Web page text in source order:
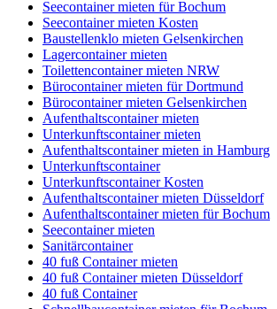
Seecontainer mieten für Bochum
Seecontainer mieten Kosten
Baustellenklo mieten Gelsenkirchen
Lagercontainer mieten
Toilettencontainer mieten NRW
Bürocontainer mieten für Dortmund
Bürocontainer mieten Gelsenkirchen
Aufenthaltscontainer mieten
Unterkunftscontainer mieten
Aufenthaltscontainer mieten in Hamburg
Unterkunftscontainer
Unterkunftscontainer Kosten
Aufenthaltscontainer mieten Düsseldorf
Aufenthaltscontainer mieten für Bochum
Seecontainer mieten
Sanitärcontainer
40 fuß Container mieten
40 fuß Container mieten Düsseldorf
40 fuß Container